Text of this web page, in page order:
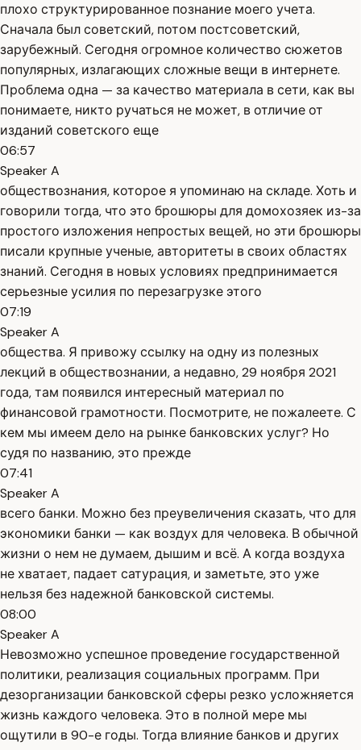
плохо структурированное познание моего учета.
Сначала был советский, потом постсоветский,
зарубежный. Сегодня огромное количество сюжетов
популярных, излагающих сложные вещи в интернете.
Проблема одна — за качество материала в сети, как вы
понимаете, никто ручаться не может, в отличие от
изданий советского еще
06:57
Speaker A
обществознания, которое я упоминаю на складе. Хоть и
говорили тогда, что это брошюры для домохозяек из-за
простого изложения непростых вещей, но эти брошюры
писали крупные ученые, авторитеты в своих областях
знаний. Сегодня в новых условиях предпринимается
серьезные усилия по перезагрузке этого
07:19
Speaker A
общества. Я привожу ссылку на одну из полезных
лекций в обществознании, а недавно, 29 ноября 2021
года, там появился интересный материал по
финансовой грамотности. Посмотрите, не пожалеете. С
кем мы имеем дело на рынке банковских услуг? Но
судя по названию, это прежде
07:41
Speaker A
всего банки. Можно без преувеличения сказать, что для
экономики банки — как воздух для человека. В обычной
жизни о нем не думаем, дышим и всё. А когда воздуха
не хватает, падает сатурация, и заметьте, это уже
нельзя без надежной банковской системы.
08:00
Speaker A
Невозможно успешное проведение государственной
политики, реализация социальных программ. При
дезорганизации банковской сферы резко усложняется
жизнь каждого человека. Это в полной мере мы
ощутили в 90-е годы. Тогда влияние банков и других